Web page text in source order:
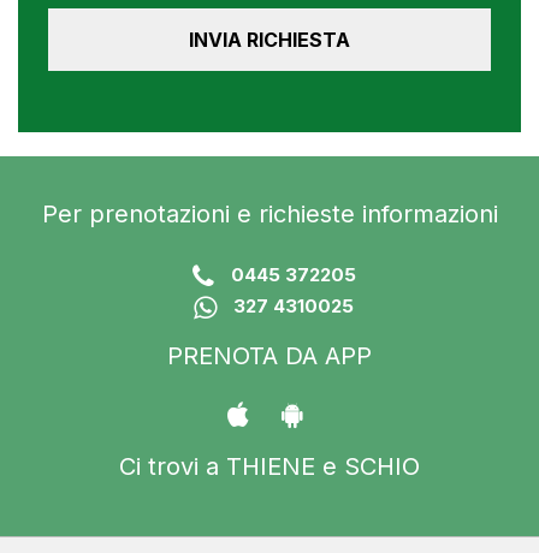
Per prenotazioni e richieste informazioni
0445 372205
327 4310025
PRENOTA DA APP
Ci trovi a THIENE e SCHIO